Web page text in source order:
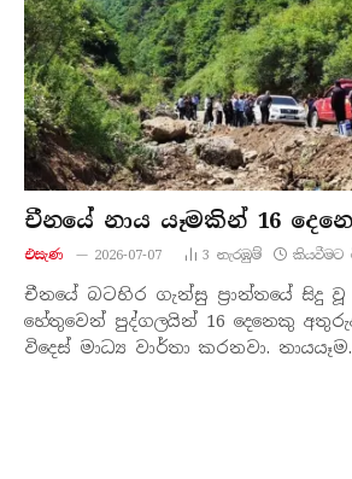
චීනයේ නාය යෑමකින් 16
එසැණ 2026-07-07 3 නැරඹු​ම් කියවීමට
චීනයේ බටහිර ගැන්සු ප්‍රාන්තයේ සිදු වූ
හේතුවෙන් පුද්ගලයින් 16 දෙනෙකු
විදෙස් මාධ්‍ය වාර්තා කරනවා.